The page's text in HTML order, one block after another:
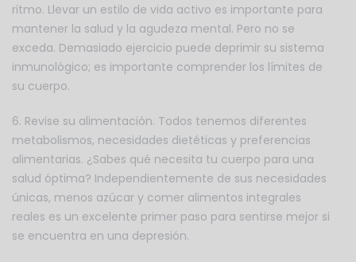
ritmo. Llevar un estilo de vida activo es importante para
mantener la salud y la agudeza mental. Pero no se
exceda. Demasiado ejercicio puede deprimir su sistema
inmunológico; es importante comprender los límites de
su cuerpo.
6. Revise su alimentación. Todos tenemos diferentes
metabolismos, necesidades dietéticas y preferencias
alimentarias. ¿Sabes qué necesita tu cuerpo para una
salud óptima? Independientemente de sus necesidades
únicas, menos azúcar y comer alimentos integrales
reales es un excelente primer paso para sentirse mejor si
se encuentra en una depresión.